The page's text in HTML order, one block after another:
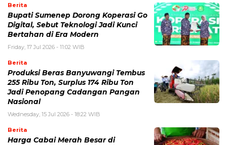
Berita
Bupati Sumenep Dorong Koperasi Go
Digital, Sebut Teknologi Jadi Kunci
Bertahan di Era Modern
Friday, 17 Jul 2026 - 11:02 WIB
Berita
Produksi Beras Banyuwangi Tembus
255 Ribu Ton, Surplus 174 Ribu Ton
Jadi Penopang Cadangan Pangan
Nasional
Wednesday, 15 Jul 2026 - 18:22 WIB
Berita
Harga Cabai Merah Besar di